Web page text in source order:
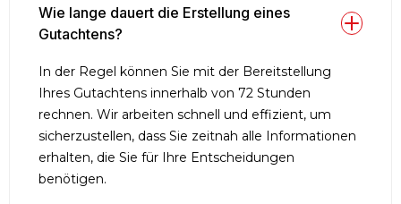
Wie lange dauert die Erstellung eines
Gutachtens?
In der Regel können Sie mit der Bereitstellung
Ihres Gutachtens innerhalb von 72 Stunden
rechnen. Wir arbeiten schnell und effizient, um
sicherzustellen, dass Sie zeitnah alle Informationen
erhalten, die Sie für Ihre Entscheidungen
benötigen.